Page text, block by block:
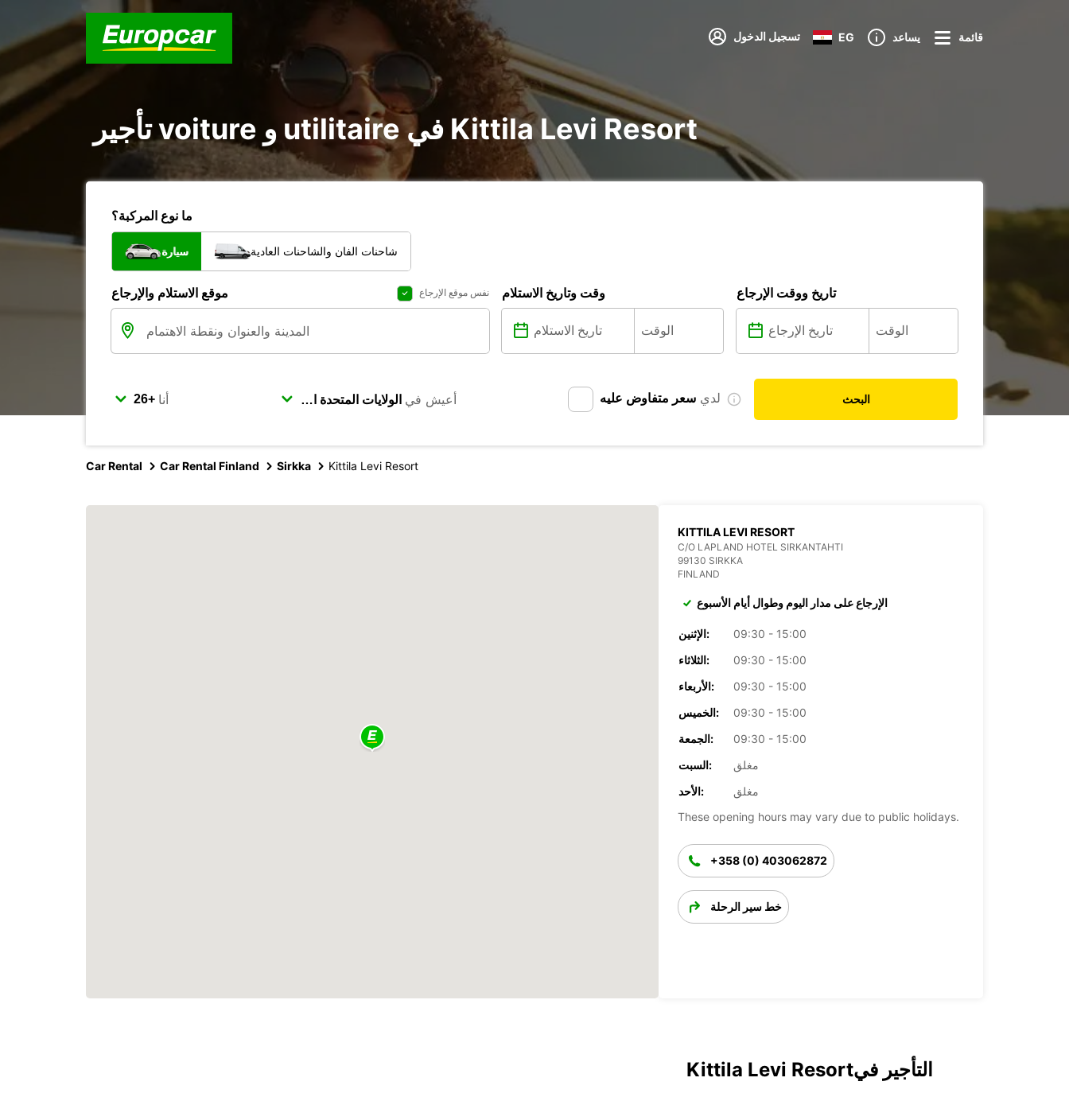
تسجيل الدخول EG يساعد قائمة
تأجير voiture و utilitaire في Kittila Levi Resort
ما نوع المركبة؟
سيارة شاحنات الفان والشاحنات العادية
موقع الاستلام والإرجاع نفس موقع الإرجاع وقت وتاريخ الاستلام تاريخ ووقت الإرجاع
أنا أعيش في لدي سعر متفاوض عليه البحث
Car Rental Car Rental Finland Sirkka Kittila Levi Resort
KITTILA LEVI RESORT
C/O LAPLAND HOTEL SIRKANTAHTI
99130 SIRKKA
FINLAND
الإرجاع على مدار اليوم وطوال أيام الأسبوع
الإثنين:
09:30 - 15:00
الثلاثاء:
09:30 - 15:00
الأربعاء:
09:30 - 15:00
الخميس:
09:30 - 15:00
الجمعة:
09:30 - 15:00
السبت:
مغلق
الأحد:
مغلق
These opening hours may vary due to public holidays.
+358 (0) 403062872
خط سير الرحلة
التأجير فيKittila Levi Resort